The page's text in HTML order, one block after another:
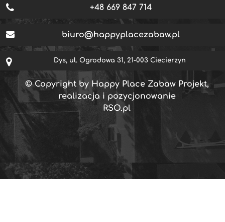
+48 669 847 714
biuro@happyplacezabaw.pl
Dys, ul. Ogrodowa 31, 21-003 Ciecierzyn
© Copyright by Happy Place Zabaw Projekt,
realizacja i pozycjonowanie
RSO.pl